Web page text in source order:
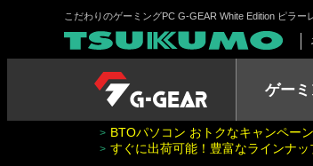
こだわりのゲーミングPC G-GEAR White Edition ピラ
ゲー
> BTOパソコン おトクなキャンペーン
> すぐに出荷可能！豊富なラインナ